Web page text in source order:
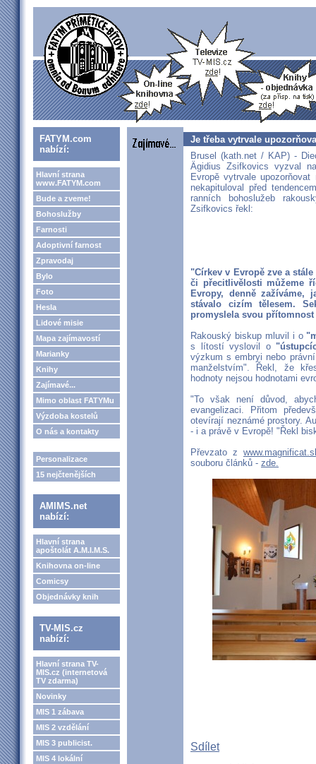
FATYM.com
nabízí:
Hlavní strana
www.FATYM.com
Bude a zveme!
Bohoslužby
Farnosti
Adoptivní farnost
Zpravodaj
Bylo
Foto
Hesla
Lidové misie
Mapa zajímavostí
Marianky
Knihy
Zajímavé...
Mimo oblast FATYMu
Výzdoba kostelů
O nás a kontakty
Personalizace
15 nejčtenějších
AMIMS.net
nabízí:
Hlavní strana
apoštolát A.M.I.M.S.
Knihovna on-line
Comicsy
Objednávky knih
TV-MIS.cz
nabízí:
Hlavní strana TV-
MIS.cz (internetová
TV zdarma)
Novinky
MIS 1 zábava
MIS 2 vzdělání
MIS 3 publicist.
MIS 4 lokální
Je třeba vytrvale
Brusel (kath.net / KAP) -
Ägidius Zsifkovics vyzval
Evropě vytrvale
nekapituloval před
ranních bohoslužeb
Zsifkovics řekl:
"Církev v Evropě zve a
či přecitlivělosti můžeme
Evropy, denně zažíváme,
stávalo cizím tělesem.
promyslela svou
Rakouský biskup mluvil i o
s lítostí vyslovil o
výzkum s embryi nebo
manželstvím". Řekl, že
hodnoty nejsou hodnotami
"To však není důvod,
evangelizaci. Přitom
otevírají neznámé prostory.
- i a právě v Evropě! "Řekl
Převzato z
souboru článků - zde.
Sdílet